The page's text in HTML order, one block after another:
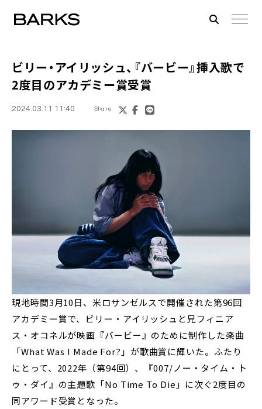
ビリー・アイリッシュ、『バービー』挿入歌で
2度目のアカデミー賞受賞
2024.03.11 11:40 Share
現地時間3月10日、米ロサンゼルスで開催された第96回
アカデミー賞で、ビリー・アイリッシュと兄フィニア
ス・オコネルが映画『バービー』のために制作した楽曲
「What Was I Made For?」が歌曲賞に輝いた。ふたり
にとって、2022年（第94回）、『007/ノー・タイム・ト
ゥ・ダイ』の主題歌「No Time To Die」に次ぐ2度目の
同アワード受賞となった。